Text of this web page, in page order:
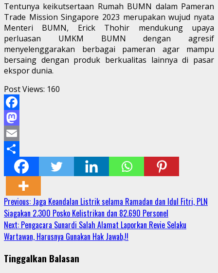
Tentunya keikutsertaan Rumah BUMN dalam Pameran
Trade Mission Singapore 2023 merupakan wujud nyata
Menteri BUMN, Erick Thohir mendukung upaya
perluasan UMKM BUMN dengan agresif
menyelenggarakan berbagai pameran agar mampu
bersaing dengan produk berkualitas lainnya di pasar
ekspor dunia.
Post Views: 160
Facebook
Mastodon
Email
Share
Continue
Reading
Previous: Jaga Keandalan Listrik selama Ramadan dan Idul Fitri, PLN
Siagakan 2.300 Posko Kelistrikan dan 82.690 Personel
Next: Pengacara Sunardi Salah Alamat Laporkan Revie Selaku
Wartawan, Harusnya Gunakan Hak Jawab,!!
Tinggalkan Balasan